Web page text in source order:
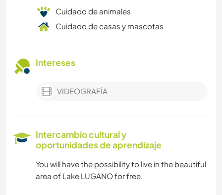
Cuidado de animales
Cuidado de casas y mascotas
Intereses
VIDEOGRAFÍA
Intercambio cultural y
oportunidades de aprendizaje
You will have the possibility to live in the beautiful
area of Lake LUGANO for free.